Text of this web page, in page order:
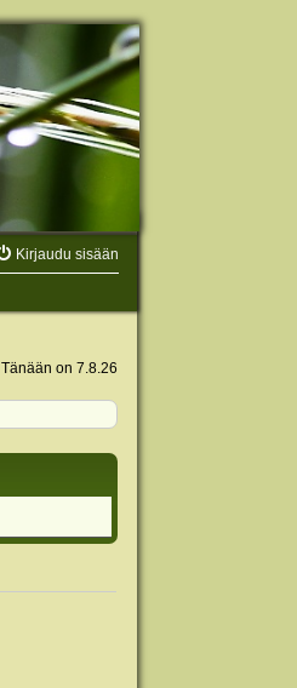
Kirjaudu sisään
Tänään on 7.8.26